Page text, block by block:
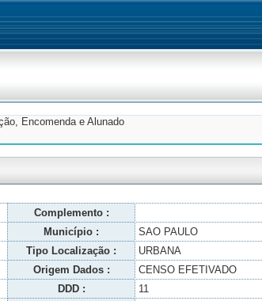
Encomenda e Alunado
Complemento :
Município : SAO PAULO
Tipo Localização : URBANA
Origem Dados : CENSO EFETIVADO
DDD : 11